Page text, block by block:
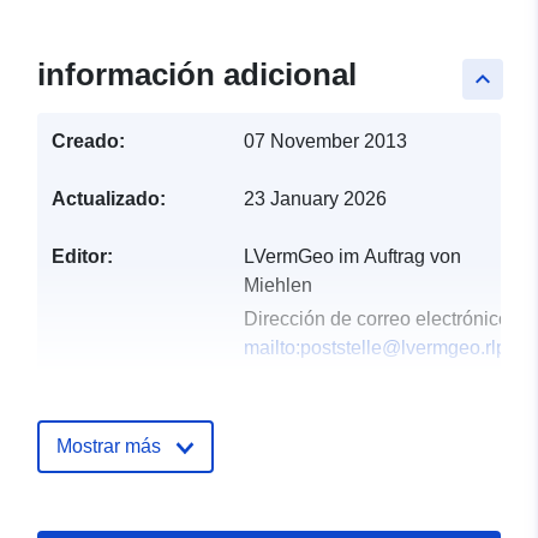
keyboard_arrow_up
información adicional
Creado: 07 November 2013
Actualizado: 23 January 2026
Editor:
LVermGeo im Auftrag von
Miehlen
Dirección de correo electrónico:
mailto:poststelle@lvermgeo.rlp.de
catálogo:
Mostrar más